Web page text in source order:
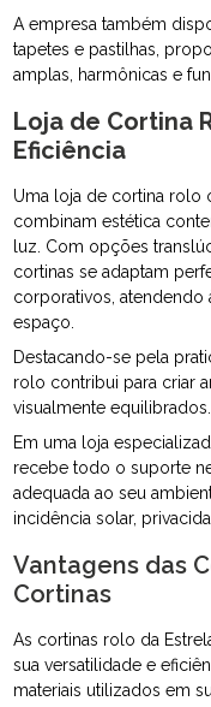
A empresa também
tapetes e pastilhas,
amplas, harmônicas e
Loja de Cortina
Eficiência
Uma loja de cortina rolo
combinam estética
luz. Com opções
cortinas se adaptam
corporativos, atendendo
espaço.
Destacando-se pela
rolo contribui para criar
visualmente equilibrados.
Em uma loja
recebe todo o suporte
adequada ao seu
incidência solar,
Vantagens das
Cortinas
As cortinas rolo da
sua versatilidade e
materiais utilizados em